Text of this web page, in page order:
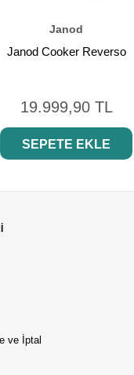
Janod
Janod Cooker Reverso
19.999,90 TL
SEPETE EKLE
ve İptal